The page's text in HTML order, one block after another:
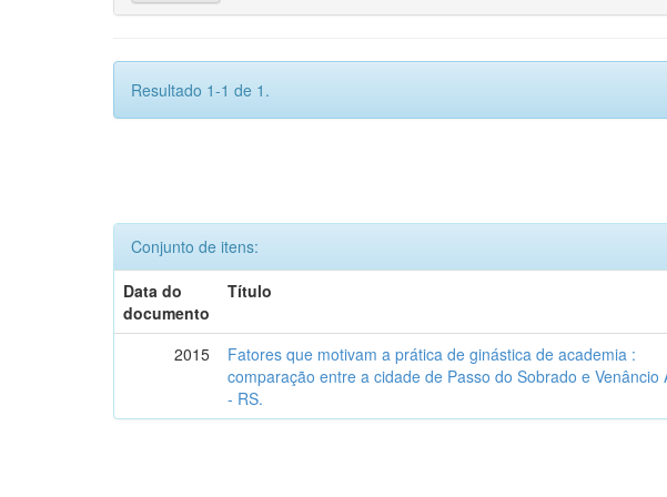
Resultado 1-1 de 1.
Conjunto de itens:
Data do
documento
Título
2015
Fatores que motivam a prática de ginástica de academia :
comparação entre a cidade de Passo do Sobrado e Venâncio
- RS.